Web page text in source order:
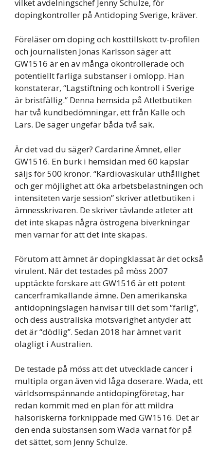
vilket avdelningschef Jenny Schulze, för
dopingkontroller på Antidoping Sverige, kräver.
Föreläser om doping och kosttillskott tv-profilen
och journalisten Jonas Karlsson säger att
GW1516 är en av många okontrollerade och
potentiellt farliga substanser i omlopp. Han
konstaterar, “Lagstiftning och kontroll i Sverige
är bristfällig.” Denna hemsida på Atletbutiken
har två kundbedömningar, ett från Kalle och
Lars. De säger ungefär båda två sak.
Är det vad du säger? Cardarine Ämnet, eller
GW1516. En burk i hemsidan med 60 kapslar
säljs för 500 kronor. “Kardiovaskulär uthållighet
och ger möjlighet att öka arbetsbelastningen och
intensiteten varje session” skriver atletbutiken i
ämnesskrivaren. De skriver tävlande atleter att
det inte skapas några östrogena biverkningar
men varnar för att det inte skapas.
Förutom att ämnet är dopingklassat är det också
virulent. När det testades på möss 2007
upptäckte forskare att GW1516 är ett potent
cancerframkallande ämne. Den amerikanska
antidopningslagen hänvisar till det som “farlig”,
och dess australiska motsvarighet antyder att
det är “dödlig”. Sedan 2018 har ämnet varit
olagligt i Australien.
De testade på möss att det utvecklade cancer i
multipla organ även vid låga doserare. Wada, ett
världsomspännande antidopingföretag, har
redan kommit med en plan för att mildra
hälsoriskerna förknippade med GW1516. Det är
den enda substansen som Wada varnat för på
det sättet, som Jenny Schulze.